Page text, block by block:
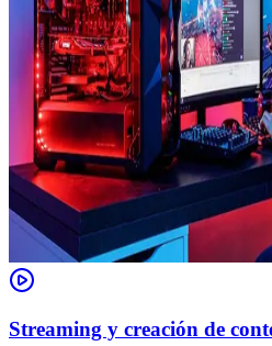
Streaming y creación de